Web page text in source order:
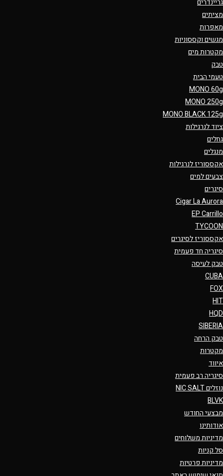
גריינדרים
מציתים
מאפרות
מגשים וקססוניות
מקטרות מים
טבק
טעמי הבית
MONO 60g
MONO 250g
MONO BLACK 125g
ציוד לנרגילות
גחלים
מנגלים
אקססוריז לנרגילות
צבעים למים
סיגרים
Cigar La Aurora
EP Carrillo
TYCOON
אקססוריז לסיגרים
סיגריה חד פעמית
טבק לעיסה
CUBA
FOX
HIT
HQD
SIBERIA
טבק הרחה
מקטרות
איווד
סיגריה רב פעמית
נוזלים NIC SALT
BLVK
מבצעי החודש
אודותינו
מדיניות משלוחים
סל קניות
מדיניות פרטיות